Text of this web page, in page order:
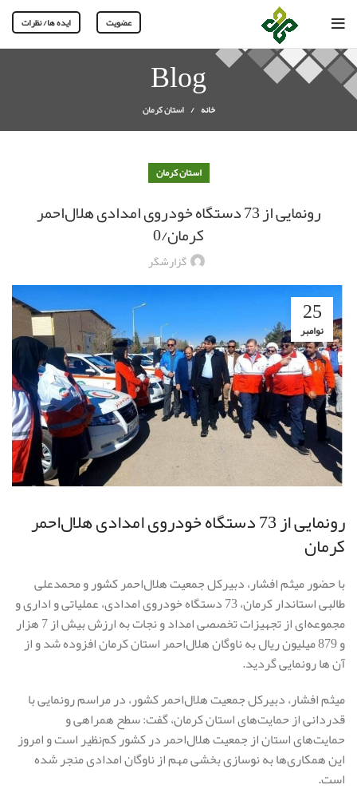
عضویت ایده ها/ نظرات
Blog
خانه استان کرمان
استان کرمان
رونمایی از 73 دستگاه خودروی امدادی هلال‌احمر
کرمان/0
گزارشگر
25
نوامبر
رونمایی از 73 دستگاه خودروی امدادی هلال‌احمر
کرمان
با حضور میثم افشار، دبیرکل جمعیت هلال‌احمر کشور و محمدعلی
طالبی استاندار کرمان، 73 دستگاه خودروی امدادی، عملیاتی و اداری و
مجموعه‌ای از تجهیزات تخصصی امداد و نجات به ارزش بیش از 7 هزار
و 879 میلیون ریال به ناوگان هلال‌احمر استان کرمان افزوده شد و از
آن ها رونمایی گردید.
میثم افشار، دبیرکل جمعیت هلال‌احمر کشور، در مراسم رونمایی با
قدردانی از حمایت‌های استان کرمان، گفت: سطح همراهی و
حمایت‌های استان از جمعیت هلال‌احمر در کشور کم‌نظیر است و امروز
این همکاری‌ها به نوسازی بخشی مهم از ناوگان امدادی منجر شده
است.